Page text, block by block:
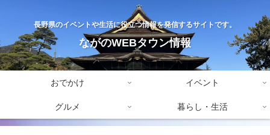
長野県のイベントや生活に役立つ情報を発信するサイトです。
ながのWEBタウン情報
おでかけ イベント
グルメ 暮らし・生活